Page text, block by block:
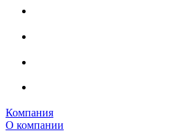
Компания
О компании